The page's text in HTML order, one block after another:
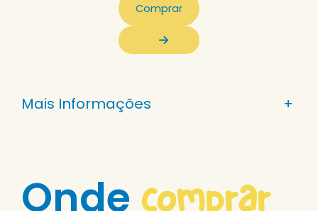
Comprar
Mais Informações +
Onde